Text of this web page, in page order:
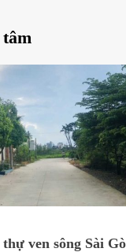
ven sông Sài